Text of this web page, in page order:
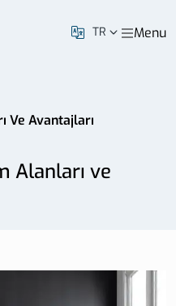
TR Menu
Ve Avantajları
Alanları ve